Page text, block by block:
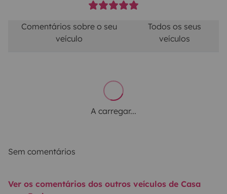
Comentários sobre o seu
veículo
Todos os seus
veículos
A carregar...
Sem comentários
Ver os comentários dos outros veículos de Casa